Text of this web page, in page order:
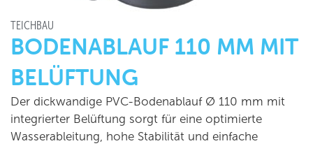
TEICHBAU
BODENABLAUF 110 MM MIT
BELÜFTUNG
Der dickwandige PVC-Bodenablauf Ø 110 mm mit
integrierter Belüftung sorgt für eine optimierte
Wasserableitung, hohe Stabilität und einfache